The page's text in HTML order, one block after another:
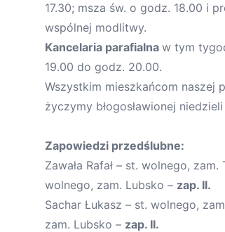
17.30; msza św. o godz. 18.00 i
wspólnej modlitwy.
Kancelaria parafialna w tym
19.00 do godz. 20.00.
Wszystkim mieszkańcom naszej
życzymy błogosławionej
Zapowiedzi przedślubne:
Zawała Rafał – st. wolnego,
wolnego, zam. Lubsko – zap. II.
Sachar Łukasz – st. wolnego,
zam. Lubsko – zap. II.